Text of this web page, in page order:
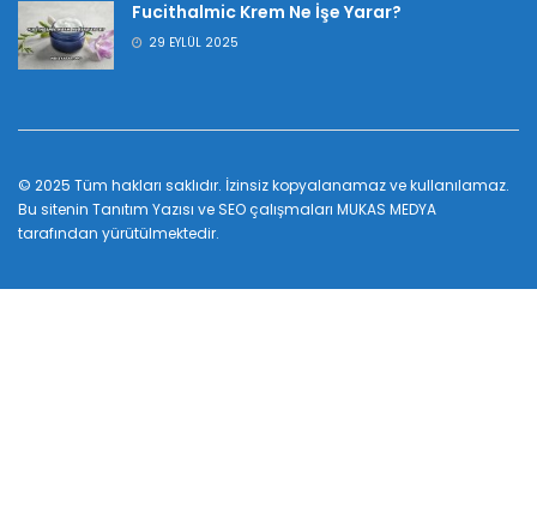
Fucithalmic Krem Ne İşe Yarar?
29 EYLÜL 2025
© 2025 Tüm hakları saklıdır. İzinsiz kopyalanamaz ve kullanılamaz.
Bu sitenin Tanıtım Yazısı ve SEO çalışmaları MUKAS MEDYA
tarafından yürütülmektedir.